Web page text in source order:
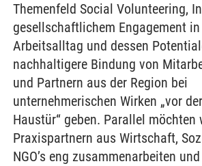
Themenfeld Social Volunteering,
gesellschaftlichem Engagement in
Arbeitsalltag und dessen
nachhaltigere Bindung von
und Partnern aus der Region bei
unternehmerischen Wirken „vor
Haustür“ geben. Parallel möchten
Praxispartnern aus Wirtschaft,
NGO’s eng zusammenarbeiten